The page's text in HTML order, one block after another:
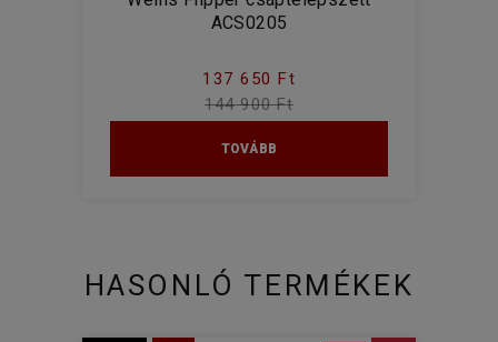
ACS0205
137 650 Ft
144 900 Ft
TOVÁBB
HASONLÓ TERMÉKEK